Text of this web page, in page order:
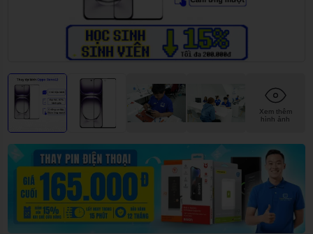
Xem thêm
hình ảnh